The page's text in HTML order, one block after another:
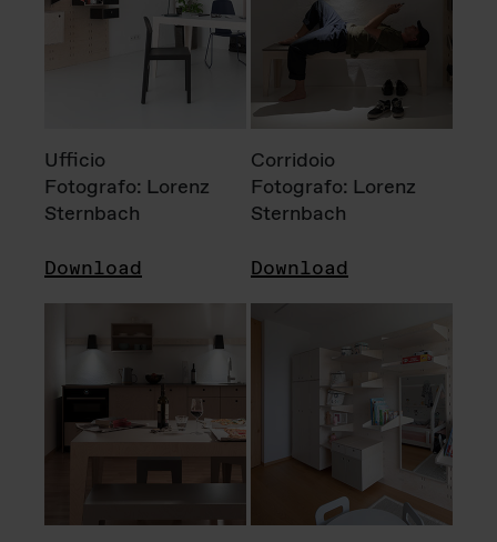
Ufficio
Fotografo: Lorenz
Sternbach
Download
Corridoio
Fotografo: Lorenz
Sternbach
Download